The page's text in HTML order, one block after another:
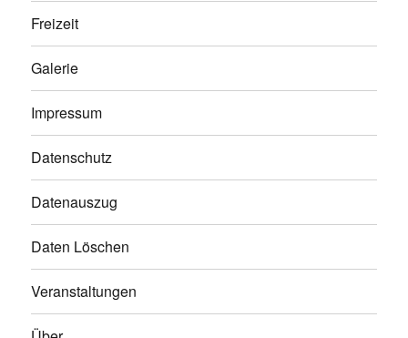
Freizeit
Galerie
Impressum
Datenschutz
Datenauszug
Daten Löschen
Veranstaltungen